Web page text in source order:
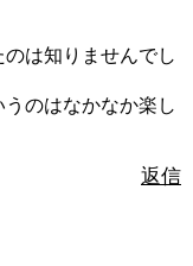
は知りませんでし
のはなかなか楽し
返信